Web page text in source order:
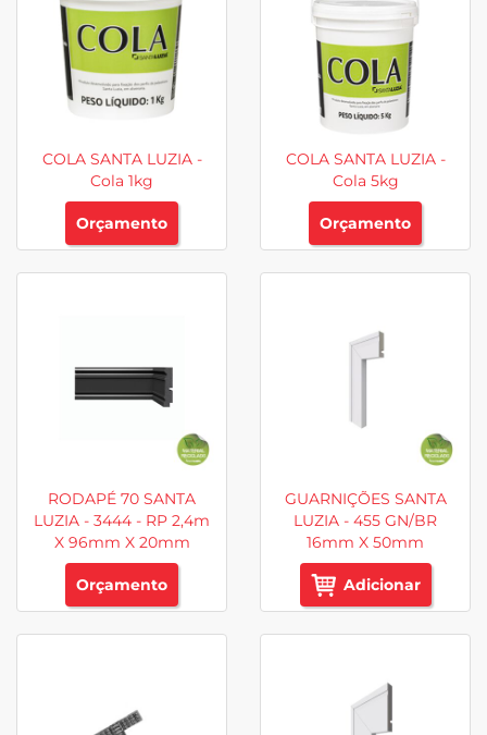
COLA SANTA LUZIA -
Cola 1kg
Orçamento
COLA SANTA LUZIA -
Cola 5kg
Orçamento
RODAPÉ 70 SANTA
LUZIA - 3444 - RP 2,4m
X 96mm X 20mm
Orçamento
GUARNIÇÕES SANTA
LUZIA - 455 GN/BR
16mm X 50mm
Adicionar